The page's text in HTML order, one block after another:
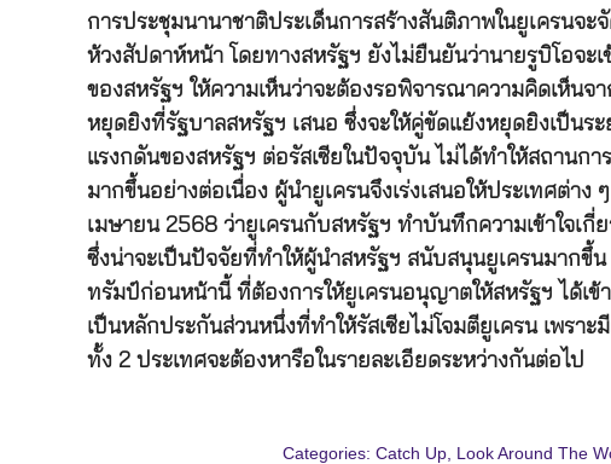
การประชุมนานาชาติประเด็นการสร้างสันติภาพในยูเครนจ
ห้วงสัปดาห์หน้า โดยทางสหรัฐฯ ยังไม่ยืนยันว่านายรูบิโอจะ
ของสหรัฐฯ ให้ความเห็นว่าจะต้องรอพิจารณาความคิดเห็นจ
หยุดยิงที่รัฐบาลสหรัฐฯ เสนอ ซึ่งจะให้คู่ขัดแย้งหยุดยิงเป็นร
แรงกดันของสหรัฐฯ ต่อรัสเซียในปัจจุบัน ไม่ได้ทำให้สถานก
มากขึ้นอย่างต่อเนื่อง ผู้นำยูเครนจึงเร่งเสนอให้ประเทศต่า
เมษายน 2568 ว่ายูเครนกับสหรัฐฯ ทำบันทึกความเข้าใจเกี่
ซึ่งน่าจะเป็นปัจจัยที่ทำให้ผู้นำสหรัฐฯ สนับสนุนยูเครนมากขึ้
ทรัมป์ก่อนหน้านี้ ที่ต้องการให้ยูเครนอนุญาตให้สหรัฐฯ ได้เข้
เป็นหลักประกันส่วนหนึ่งที่ทำให้รัสเซียไม่โจมตียูเครน เพรา
ทั้ง 2 ประเทศจะต้องหารือในรายละเอียดระหว่างกันต่อไป
Categories: Catch Up, Look Around The